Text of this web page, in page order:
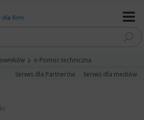
e-Pomoc techniczna
Serwis dla Partnerów
Serwis dla mediów